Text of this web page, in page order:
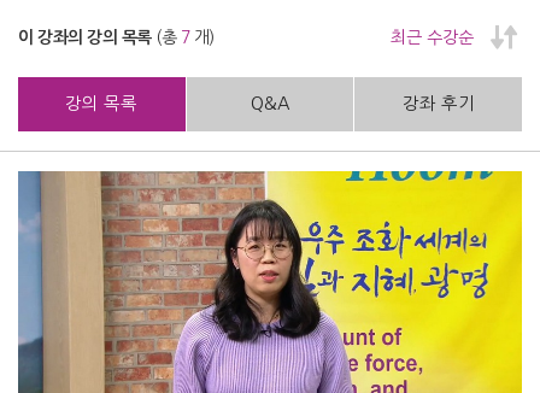
이 강좌의 강의 목록 (총 7개) 최근 수강순
강의 목록 Q&A 강좌 후기